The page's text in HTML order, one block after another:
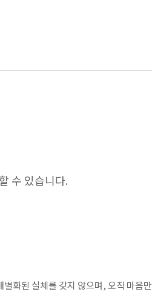
수 있습니다.
화된 실체를 갖지 않으며, 오직 마음만